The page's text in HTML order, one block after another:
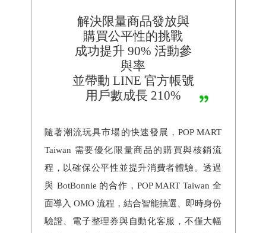
解決限量商品發放與
購買公平性的挑戰
成功提升 90% 活動參
與率
並帶動 LINE 官方帳號
用戶數成長 210%
隨著潮流玩具市場的快速發展，POP MART
Taiwan 需要優化限量商品的購買與核銷流
程，以確保公平性並提升消費者體驗。透過
與 BotBonnie 的合作，POP MART Taiwan 全
面導入 OMO 流程，結合智能抽選、即時身份
驗證、電子整理券與自動化客服，不僅大幅